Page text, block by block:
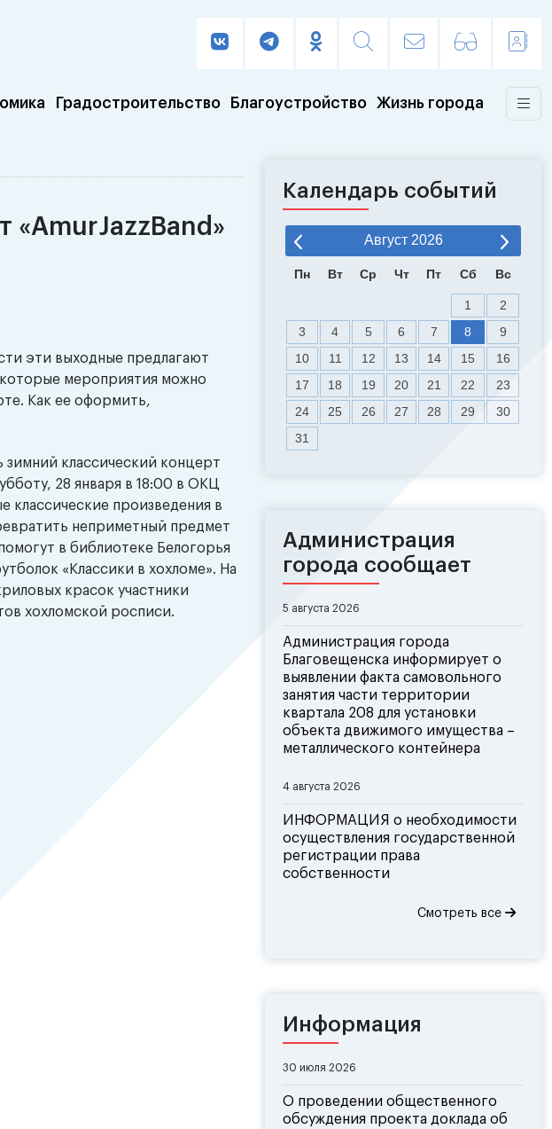
Градостроительство Благоустройство Жизнь города
«AmurJazzBand»
эти выходные предлагают
мероприятия можно
Как ее оформить,
зимний классический концерт
28 января в 18:00 в ОКЦ
классические произведения в
неприметный предмет
в библиотеке Белогорья
«Классики в хохломе». На
красок участники
хохломской росписи.
Календарь событий
Август 2026
Пн Вт Ср Чт Пт Сб Вс
1
2
3
4 5 6 7 8
9
10
11 12 13 14 15
16
17
18 19 20 21 22
23
24
25 26 27 28 29
30
31
Администрация
города сообщает
5 августа 2026
Администрация города
Благовещенска информирует о
выявлении факта самовольного
занятия части территории
квартала 208 для установки
объекта движимого имущества –
металлического контейнера
4 августа 2026
ИНФОРМАЦИЯ о необходимости
осуществления государственной
регистрации права
собственности
Смотреть все
Информация
30 июля 2026
О проведении общественного
обсуждения проекта доклада об